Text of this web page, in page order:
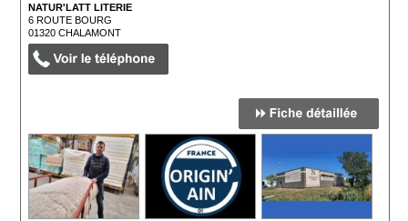
NATUR'LATT LITERIE
6 ROUTE BOURG
01320CHALAMONT